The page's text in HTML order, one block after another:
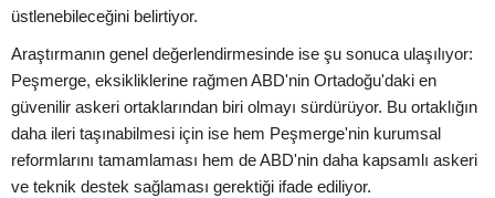
üstlenebileceğini belirtiyor.
Araştırmanın genel değerlendirmesinde ise şu sonuca ulaşılıyor:
Peşmerge, eksikliklerine rağmen ABD'nin Ortadoğu'daki en
güvenilir askeri ortaklarından biri olmayı sürdürüyor. Bu ortaklığın
daha ileri taşınabilmesi için ise hem Peşmerge'nin kurumsal
reformlarını tamamlaması hem de ABD'nin daha kapsamlı askeri
ve teknik destek sağlaması gerektiği ifade ediliyor.